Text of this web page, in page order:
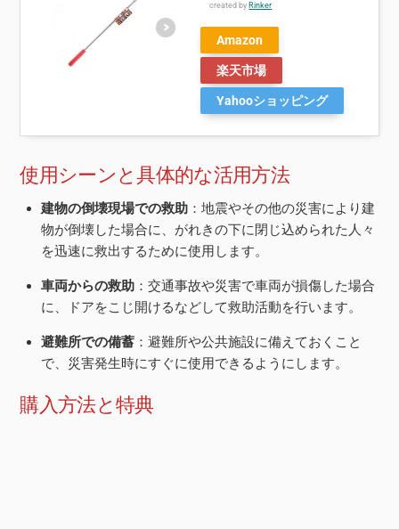
created by Rinker
Amazon
楽天市場
Yahooショッピング
使用シーンと具体的な活用方法
建物の倒壊現場での救助 ：地震やその他の災害により建
物が倒壊した場合に、がれきの下に閉じ込められた人々
を迅速に救出するために使用します。
車両からの救助 ：交通事故や災害で車両が損傷した場合
に、ドアをこじ開けるなどして救助活動を行います。
避難所での備蓄 ：避難所や公共施設に備えておくこと
で、災害発生時にすぐに使用できるようにします。
購入方法と特典